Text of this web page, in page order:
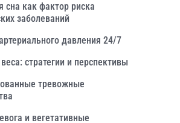
сна как фактор риска
заболеваний
давления 24/7
стратегии и перспективы
тревожные
и вегетативные